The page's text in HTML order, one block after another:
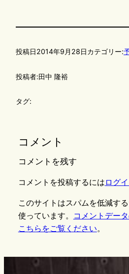
投稿日2014年9月28日カテゴリー:
投稿者:田中 隆裕
タグ:
コメント
コメントを残す
コメントを投稿するには ログ
このサイトはスパムを低減す
使っています。
コメントデー
こちらをご覧ください。